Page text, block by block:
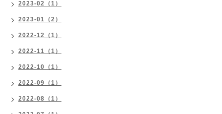
2023-02（1）
2023-01（2）
2022-12（1）
2022-11（1）
2022-10（1）
2022-09（1）
2022-08（1）